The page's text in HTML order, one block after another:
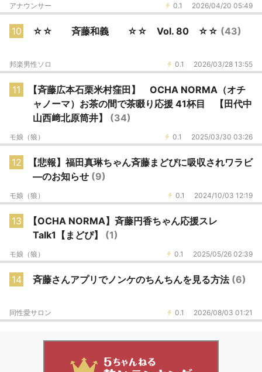
0.1 2026/04/20 05:49
アナウンサー
10 ☆☆ 斉藤和義 ☆☆ Vol. 80 ☆☆ (43)
0.1 2026/03/28 13:55
邦楽男性ソロ
11
【斉藤広本石栗米村窪田】 OCHA NORMA（オチ
ャノーマ）お茶の間で茶啜り応援 41杯目 【田代中
山西﨑北原筒井】 (34)
0.1 2025/03/30 03:26
モ娘（狼）
12
【悲報】福田真琳ちゃん斉藤まどぴに吸収されワラビ
―のお知らせ (9)
0.1 2024/10/03 12:19
モ娘（狼）
13
【OCHA NORMA】斉藤円香ちゃん応援スレ
Talk1【まどぴ】 (1)
0.1 2025/05/26 02:39
モ娘（狼）
14 斉藤さんアプリでノンケのちんちんを見る方法 (6)
0.1 2026/08/03 01:21
同性愛サロン